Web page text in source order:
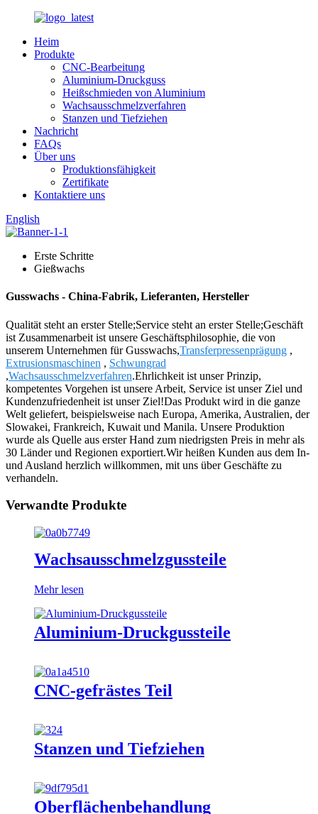
Heim
Produkte
CNC-Bearbeitung
Aluminium-Druckguss
Heißschmieden von Aluminium
Wachsausschmelzverfahren
Stanzen und Tiefziehen
Nachricht
FAQs
Über uns
Produktionsfähigkeit
Zertifikate
Kontaktiere uns
English
Erste Schritte
Gießwachs
Gusswachs - China-Fabrik, Lieferanten, Hersteller
Qualität steht an erster Stelle;Service steht an erster Stelle;Geschäft
ist Zusammenarbeit ist unsere Geschäftsphilosophie, die von
unserem Unternehmen für Gusswachs,Transferpressenprägung ,
Extrusionsmaschinen , Schwungrad
,Wachsausschmelzverfahren.Ehrlichkeit ist unser Prinzip,
kompetentes Vorgehen ist unsere Arbeit, Service ist unser Ziel und
Kundenzufriedenheit ist unser Ziel!Das Produkt wird in die ganze
Welt geliefert, beispielsweise nach Europa, Amerika, Australien, der
Slowakei, Frankreich, Kuwait und Manila. Unsere Produktion
wurde als Quelle aus erster Hand zum niedrigsten Preis in mehr als
30 Länder und Regionen exportiert.Wir heißen Kunden aus dem In-
und Ausland herzlich willkommen, mit uns über Geschäfte zu
verhandeln.
Verwandte Produkte
Wachsausschmelzgussteile
Mehr lesen
Aluminium-Druckgussteile
CNC-gefrästes Teil
Stanzen und Tiefziehen
Oberflächenbehandlung